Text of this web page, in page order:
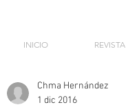
INICIO REVISTA
Chma Hernández
1 dic 2016